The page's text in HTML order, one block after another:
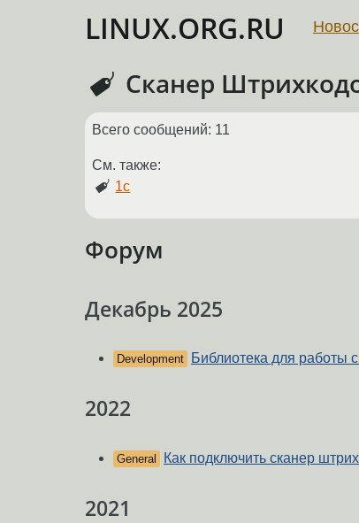
LINUX.ORG.RU
Сканер
Всего сообщений: 11
См. также:
1с
Форум
Декабрь 2025
Development Библиотека для работы
2022
General Как подключить сканер
2021